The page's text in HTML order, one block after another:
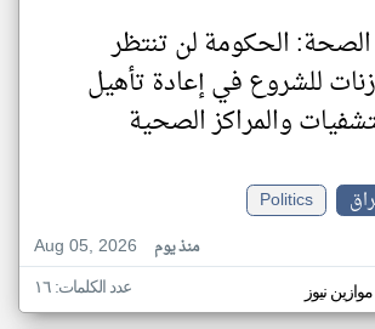
الحكومة لن تنتظر
للشروع في إعادة تأهيل
والمراكز الصحية
Politics
Aug 05, 2026
منذ يوم
نيوز عدد الكلمات: ١٦